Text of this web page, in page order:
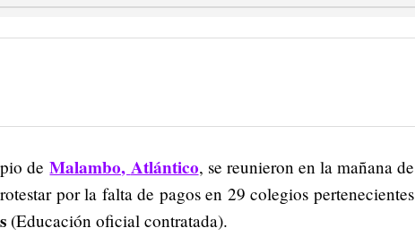
deMalambo, Atlántico, se reunieron en la mañana de
por la falta de pagos en 29 colegios pertenecientes
(Educación oficial contratada).